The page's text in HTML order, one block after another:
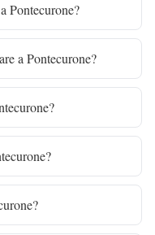
Pontecurone?
a Pontecurone?